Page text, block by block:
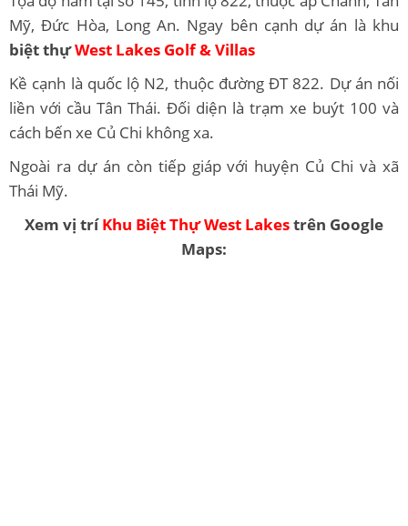
Mỹ, Đức Hòa, Long An. Ngay bên cạnh dự án là khu
biệt thựWest Lakes Golf & Villas
Kề cạnh là quốc lộ N2, thuộc đường ĐT 822. Dự án nối
liền với cầu Tân Thái. Đối diện là trạm xe buýt 100 và
cách bến xe Củ Chi không xa.
Ngoài ra dự án còn tiếp giáp với huyện Củ Chi và xã
Thái Mỹ.
Xem vị tríKhu Biệt Thự West Lakestrên Google
Maps: